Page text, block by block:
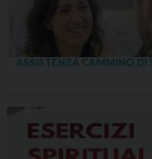
ASSISTENZA CAMMINO DI